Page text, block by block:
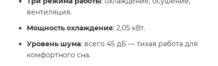
вентиляция.
Мощность охлаждения: 2,05 кВт.
Уровень шума: всего 45 дБ — тихая работа для
комфортного сна.